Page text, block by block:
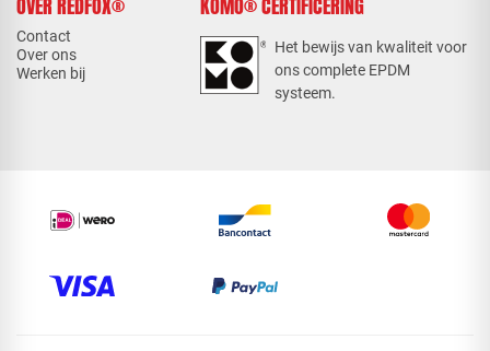
OVER REDFOX®
Contact
Over ons
Werken bij
KOMO® CERTIFICERING
Het bewijs van kwaliteit voor
ons complete EPDM
systeem.